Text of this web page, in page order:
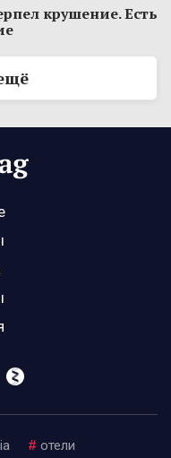
крушение. Есть
# отели